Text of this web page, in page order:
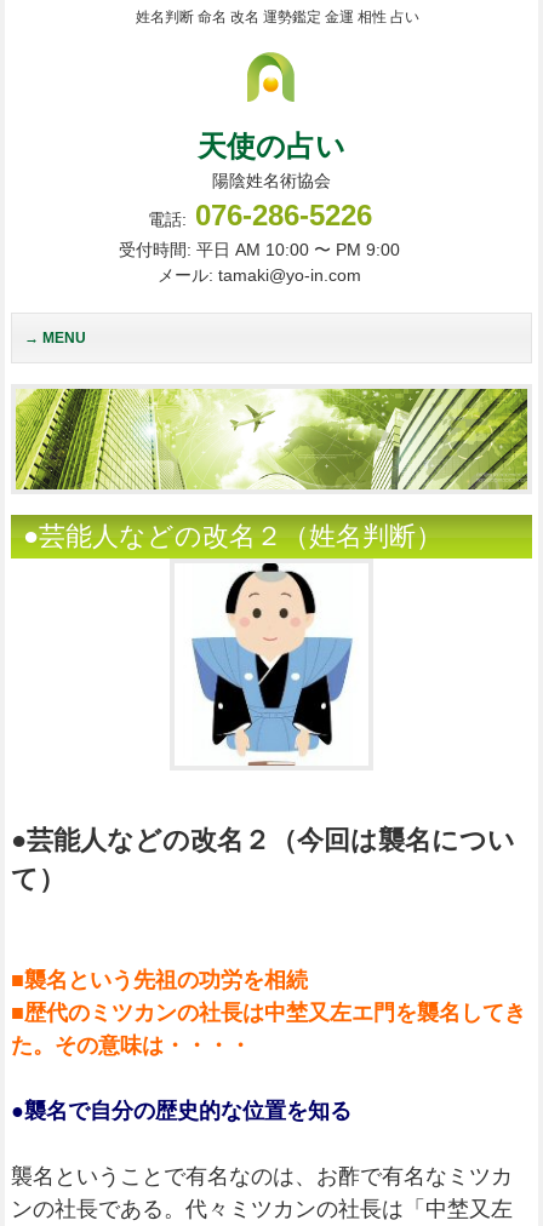
姓名判断 命名 改名 運勢鑑定 金運 相性 占い
天使の占い
陽陰姓名術協会
電話: 076-286-5226
受付時間: 平日 AM 10:00 〜 PM 9:00
メール: tamaki@yo-in.com
MENU
●芸能人などの改名２（姓名判断）
●芸能人などの改名２（今回は襲名につい
て）
■襲名という先祖の功労を相続
■歴代のミツカンの社長は中埜又左エ門を襲名してき
た。その意味は・・・・
●襲名で自分の歴史的な位置を知る
襲名ということで有名なのは、お酢で有名なミツカ
ンの社長である。代々ミツカンの社長は「中埜又左